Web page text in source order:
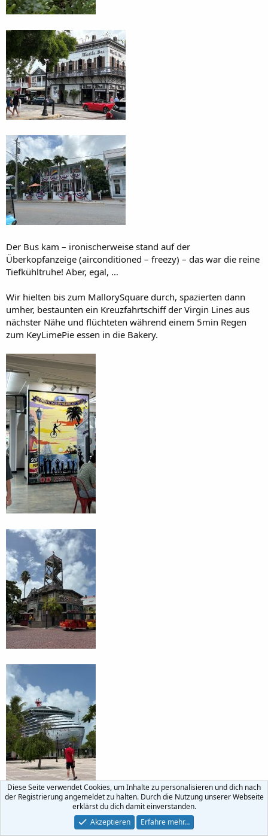
Der Bus kam – ironischerweise stand auf der
Überkopfanzeige (airconditioned – freezy) – das war die reine
Tiefkühltruhe! Aber, egal, …
Wir hielten bis zum MallorySquare durch, spazierten dann
umher, bestaunten ein Kreuzfahrtschiff der Virgin Lines aus
nächster Nähe und flüchteten während einem 5min Regen
zum KeyLimePie essen in die Bakery.
Diese Seite verwendet Cookies, um Inhalte zu personalisieren und dich nach
der Registrierung angemeldet zu halten. Durch die Nutzung unserer Webseite
erklärst du dich damit einverstanden.
Akzeptieren
Erfahre mehr…